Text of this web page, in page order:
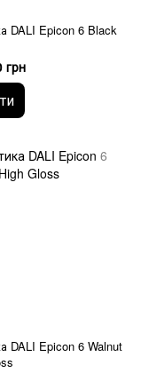
DALI Epicon 6 Black
грн
DALI Epicon 6 Walnut